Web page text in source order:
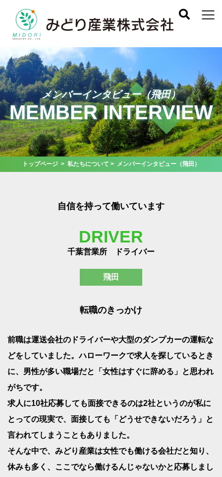
メンバーインタビュー（飛田）
MEMBER INTERVIEW
トップページ> 私たちについて > メンバーインタビュー（飛田）
自信を持って働いています
DRIVER
千葉営業所 ドライバー
飛田
転職のきっかけ
前職は運送会社のドライバーや大型のダンプカーの運転な
どをしていました。ハローワークで求人を探しているとき
に、男性が多い職場だと「女性はすぐに辞める」と思われ
がちです。
求人に10社応募しても面接できるのは2社というのが私に
とっての現実で、面接しても「どうせできないだろう」と
言われてしまうこともありました。
そんな中で、みどり産業は女性でも働ける会社だと知り、
休みも多く、ここでなら働けるんじゃないかと応募しまし